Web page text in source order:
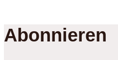
Abonnieren